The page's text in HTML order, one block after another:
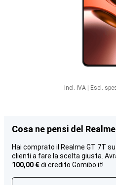
Incl. IVA| Escl.
Cosa ne pensi del
Hai comprato il Realme GT 7T
clienti a fare la scelta giusta.
100,00 €di credito Gomibo.it!